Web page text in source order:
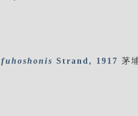
fuhoshonis Strand, 1917 茅